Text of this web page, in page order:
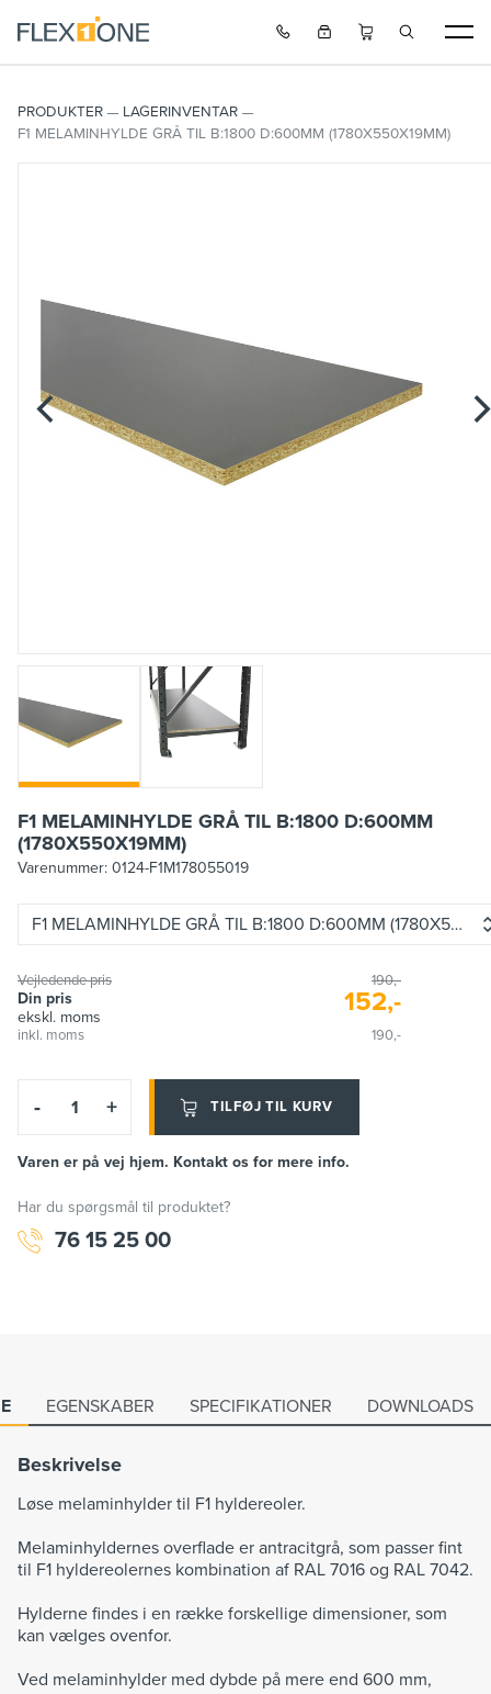
PRODUKTER
LAGERINVENTAR
F1 MELAMINHYLDE GRÅ TIL B:1800 D:600MM (1780X550X19MM)
F1 MELAMINHYLDE GRÅ TIL B:1800 D:600MM
(1780X550X19MM)
Varenummer: 0124-F1M178055019
F1 MELAMINHYLDE GRÅ TIL B:1800 D:600MM
Vejledende pris 190,-
Din pris
ekskl. moms
152,-
inkl. moms 190,-
- + TILFØJ TIL KURV
Varen er på vej hjem. Kontakt os for mere info.
Har du spørgsmål til produktet?
76 15 25 00
EGENSKABER SPECIFIKATIONER DOWNLOADS
Beskrivelse
Løse melaminhylder til F1 hyldereoler.
Melaminhyldernes overflade er antracitgrå, som passer fint
til F1 hyldereolernes kombination af RAL 7016 og RAL 7042.
Hylderne findes i en række forskellige dimensioner, som
kan vælges ovenfor.
Ved melaminhylder med dybde på mere end 600 mm,